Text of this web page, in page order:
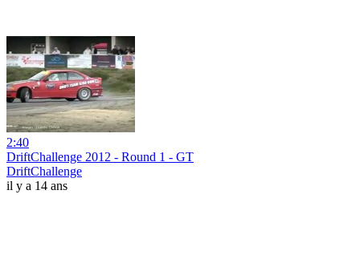
2:40
DriftChallenge 2012 - Round 1 - GT
DriftChallenge
il y a 14 ans